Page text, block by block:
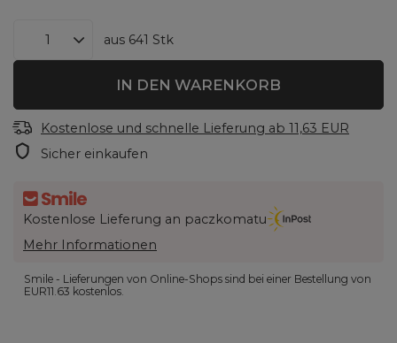
aus 641 Stk
IN DEN WARENKORB
Kostenlose und schnelle Lieferung ab 11,63 EUR
Sicher einkaufen
Kostenlose Lieferung an paczkomatu
Mehr Informationen
Smile - Lieferungen von Online-Shops sind bei einer Bestellung von
EUR11.63 kostenlos.